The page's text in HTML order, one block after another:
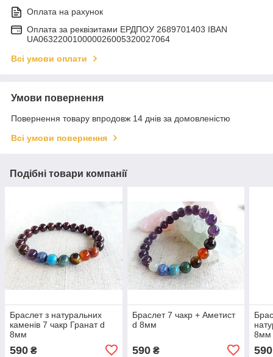
Оплата на рахунок
Оплата за реквізитами ЕРДПОУ 2689701403 IBAN
UA063220010000026005320027064
Всі умови оплати
Умови повернення
Повернення товару впродовж 14 днів за домовленістю
Всі умови повернення
Подібні товари компанії
Браслет з натуральних
каменів 7 чакр Гранат d
8мм
590 ₴
Браслет 7 чакр + Аметист
d 8мм
590₴
8мм
590